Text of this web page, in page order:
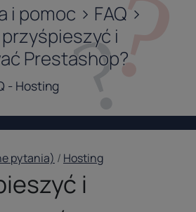
pomoc > FAQ >
i
Prestashop?
- Hosting
pytania) / Hosting
i